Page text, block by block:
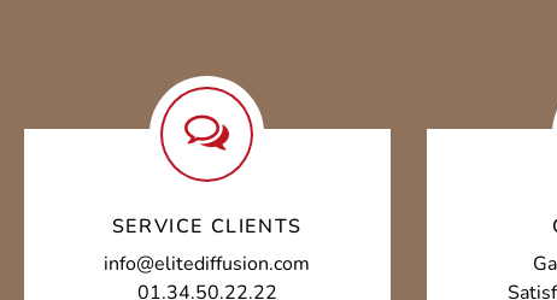
SERVICE CLIENTS
info@elitediffusion.com
01.34.50.22.22